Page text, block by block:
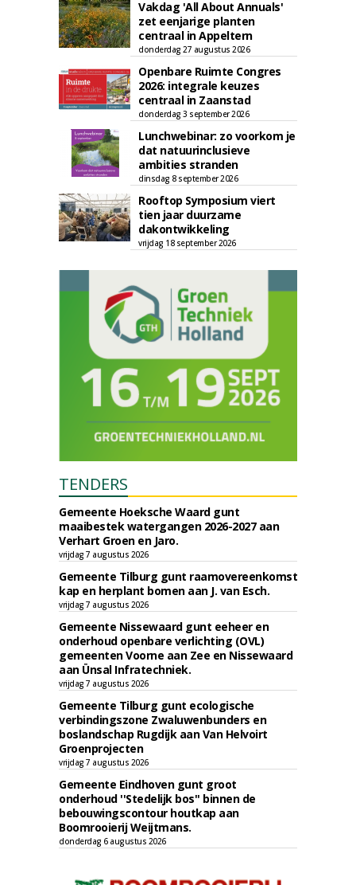
Vakdag 'All About Annuals'
zet eenjarige planten
centraal in Appeltern
donderdag 27 augustus 2026
Openbare Ruimte Congres
2026: integrale keuzes
centraal in Zaanstad
donderdag 3 september 2026
Lunchwebinar: zo voorkom je
dat natuurinclusieve
ambities stranden
dinsdag 8 september 2026
Rooftop Symposium viert
tien jaar duurzame
dakontwikkeling
vrijdag 18 september 2026
TENDERS
Gemeente Hoeksche Waard gunt
maaibestek watergangen 2026-2027 aan
Verhart Groen en Jaro.
vrijdag 7 augustus 2026
Gemeente Tilburg gunt raamovereenkomst
kap en herplant bomen aan J. van Esch.
vrijdag 7 augustus 2026
Gemeente Nissewaard gunt eeheer en
onderhoud openbare verlichting (OVL)
gemeenten Voorne aan Zee en Nissewaard
aan Ünsal Infratechniek.
vrijdag 7 augustus 2026
Gemeente Tilburg gunt ecologische
verbindingszone Zwaluwenbunders en
boslandschap Rugdijk aan Van Helvoirt
Groenprojecten
vrijdag 7 augustus 2026
Gemeente Eindhoven gunt groot
onderhoud ''Stedelijk bos'' binnen de
bebouwingscontour houtkap aan
Boomrooierij Weijtmans.
donderdag 6 augustus 2026